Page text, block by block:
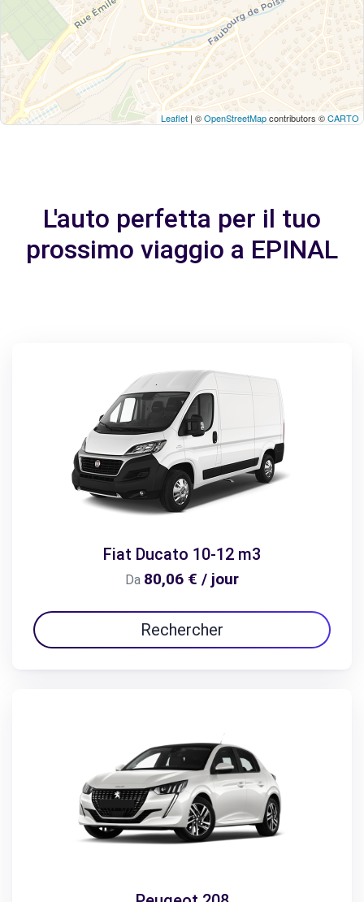
Leaflet | ©OpenStreetMapcontributors ©CARTO
L'auto perfetta per il tuo
prossimo viaggio a EPINAL
Fiat Ducato 10-12 m3
Da 80,06 € / jour
Rechercher